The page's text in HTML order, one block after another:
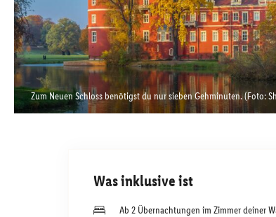
Zum Neuen Schloss benötigst du nur sieben Gehminuten. (Foto:
Was inklusive ist
Ab 2 Übernachtungen im Zimmer deiner